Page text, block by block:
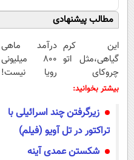
مطالب پیشنهادی
این کرم
گیاهی،مثل اتو
چروکای
پوستتوصاف
درآمد ماهی
800 میلیونی
رویا نیست!
بیشتر بخوانید:
زیرگرفتن چند اسرائیلی با
تراکتور در تل آویو (فیلم)
شکستن عمدی آینه